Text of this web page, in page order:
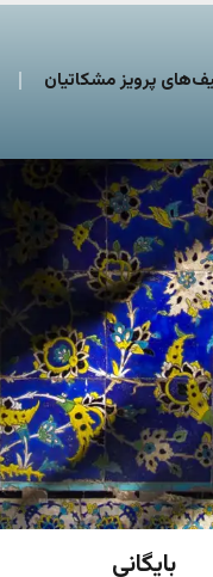
پرویز مشکاتیان
بایگانی